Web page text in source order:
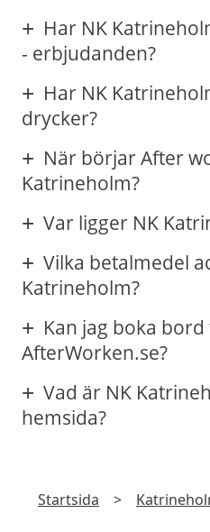
Har NK
- erbjudanden?
Har NK
drycker?
När börjar After
Katrineholm?
Var ligger NK
Vilka betalmedel
Katrineholm?
Kan jag boka
AfterWorken.se?
Vad är NK
hemsida?
Startsida >